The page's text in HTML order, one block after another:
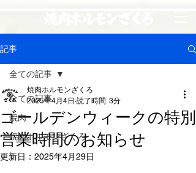
記事
全ての記事
焼肉
焼肉ホルモンざくろ
全ての記事
ゴールデンウィークの特別
営業時間のお知らせ
焼肉ホルモンざくろ
2025年4月4日 読了時間: 3分
更新日： 2025年4月29日